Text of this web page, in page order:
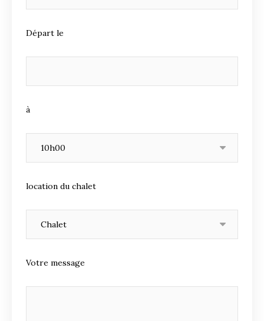
Départ le
à
location du chalet
Votre message